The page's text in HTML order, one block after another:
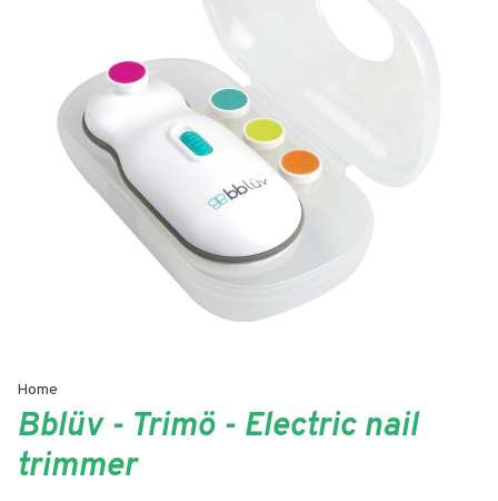
Home
Bblüv - Trimö - Electric nail
trimmer